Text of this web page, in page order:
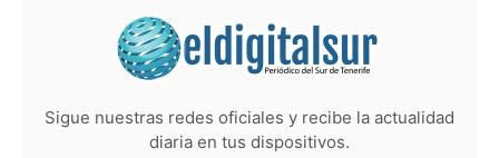
Sigue nuestras redes oficiales y recibe la actualidad
diaria en tus dispositivos.